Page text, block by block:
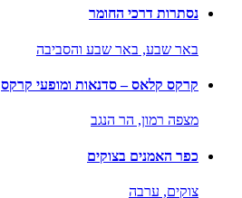
נסתרות דרכי החומר
באר שבע, באר שבע והסביבה
קרקס קלאס – סדנאות ומופעי קרקס
מצפה רמון, הר הנגב
כפר האמנים בצוקים
צוקים, ערבה